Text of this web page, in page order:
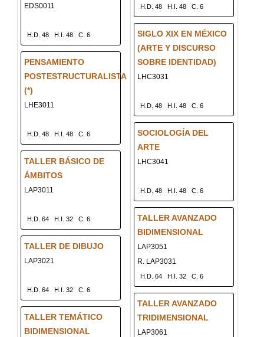
EDS0011
H.D. 48 H.I. 48 C. 6
PENSAMIENTO
POSTESTRUCTURALISTA
(*)
LHE3011
H.D. 48 H.I. 48 C. 6
TALLER BÁSICO DE
ÁMBITOS
LAP3011
H.D. 64 H.I. 32 C. 6
TALLER DE DIBUJO
LAP3021
H.D. 64 H.I. 32 C. 6
TALLER TEMÁTICO
BIDIMENSIONAL
H.D. 48 H.I. 48 C. 6
SIGLO XIX EN MÉXICO
(ARTE Y DISCURSO
SOBRE IDENTIDAD)
LHC3031
H.D. 48 H.I. 48 C. 6
SOCIOLOGÍA DEL
ARTE
LHC3041
H.D. 48 H.I. 48 C. 6
TALLER AVANZADO
BIDIMENSIONAL
LAP3051
R. LAP3031
H.D. 64 H.I. 32 C. 6
TALLER AVANZADO
TRIDIMENSIONAL
LAP3061